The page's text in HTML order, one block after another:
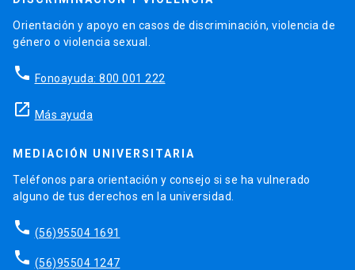
Orientación y apoyo en casos de discriminación, violencia de
género o violencia sexual.
phone Fonoayuda: 800 001 222
launch Más ayuda
MEDIACIÓN UNIVERSITARIA
Teléfonos para orientación y consejo si se ha vulnerado
alguno de tus derechos en la universidad.
phone (56)95504 1691
phone (56)95504 1247